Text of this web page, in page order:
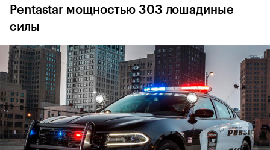
Pentastar мощностью 303 лошадиные
силы